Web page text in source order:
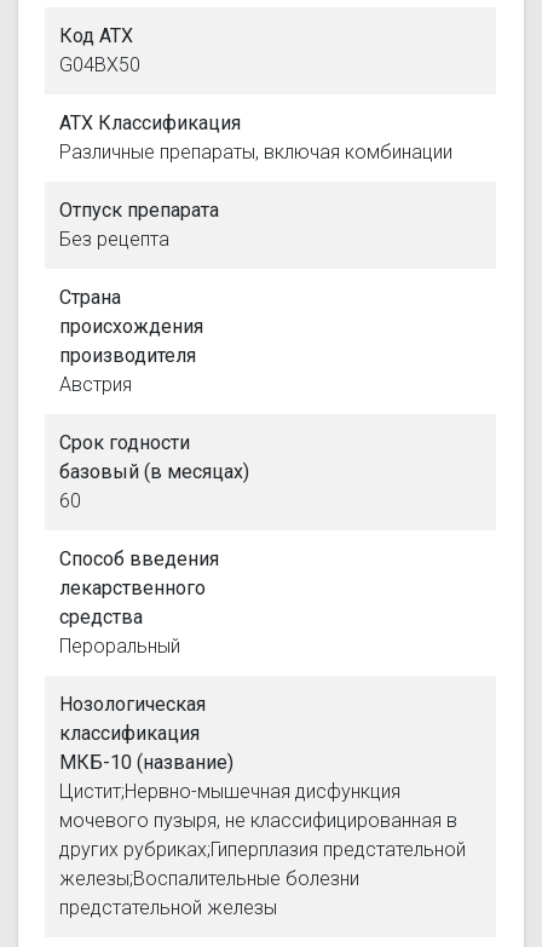
Код АТХ
G04BX50
АТХ Классификация
Различные препараты, включая комбинации
Отпуск препарата
Без рецепта
Страна
происхождения
производителя
Австрия
Срок годности
базовый (в месяцах)
60
Способ введения
лекарственного
средства
Пероральный
Нозологическая
классификация
МКБ-10 (название)
Цистит;Нервно-мышечная дисфункция
мочевого пузыря, не классифицированная в
других рубриках;Гиперплазия предстательной
железы;Воспалительные болезни
предстательной железы